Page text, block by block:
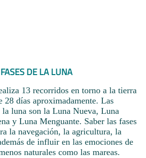
FASES DE LA LUNA
13 recorridos en torno a la tierra
28 días aproximadamente. Las
la luna son la Luna Nueva, Luna
y Luna Menguante. Saber las fases
la navegación, la agricultura, la
de influir en las emociones de
naturales como las mareas.